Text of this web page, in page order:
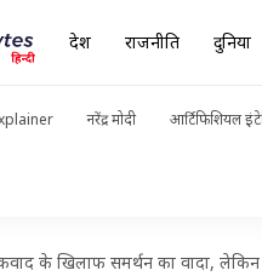
देश राजनीति दुनिया
नरेंद्र मोदी आर्टिफिशियल
के खिलाफ समर्थन का वादा, लेकिन